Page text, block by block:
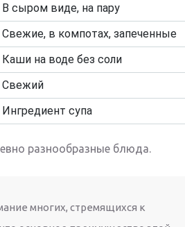
В сыром виде, на пару
Свежие, в компотах, запеченные
Каши на воде без соли
Свежий
Ингредиент супа
разнообразные блюда.
многих, стремящихся к